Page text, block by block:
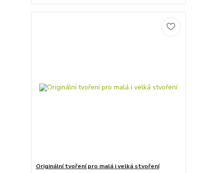
Originální tvoření pro malá i velká stvoření